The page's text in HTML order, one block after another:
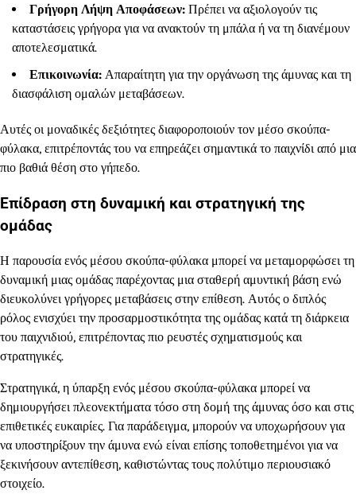
Γρήγορη Λήψη Αποφάσεων: Πρέπει να αξιολογούν τις
καταστάσεις γρήγορα για να ανακτούν τη μπάλα ή να τη διανέμουν
αποτελεσματικά.
Επικοινωνία: Απαραίτητη για την οργάνωση της άμυνας και τη
διασφάλιση ομαλών μεταβάσεων.
Αυτές οι μοναδικές δεξιότητες διαφοροποιούν τον μέσο σκούπα-
φύλακα, επιτρέποντάς του να επηρεάζει σημαντικά το παιχνίδι από μια
πιο βαθιά θέση στο γήπεδο.
Επίδραση στη δυναμική και στρατηγική της
ομάδας
Η παρουσία ενός μέσου σκούπα-φύλακα μπορεί να μεταμορφώσει τη
δυναμική μιας ομάδας παρέχοντας μια σταθερή αμυντική βάση ενώ
διευκολύνει γρήγορες μεταβάσεις στην επίθεση. Αυτός ο διπλός
ρόλος ενισχύει την προσαρμοστικότητα της ομάδας κατά τη διάρκεια
του παιχνιδιού, επιτρέποντας πιο ρευστές σχηματισμούς και
στρατηγικές.
Στρατηγικά, η ύπαρξη ενός μέσου σκούπα-φύλακα μπορεί να
δημιουργήσει πλεονεκτήματα τόσο στη δομή της άμυνας όσο και στις
επιθετικές ευκαιρίες. Για παράδειγμα, μπορούν να υποχωρήσουν για
να υποστηρίξουν την άμυνα ενώ είναι επίσης τοποθετημένοι για να
ξεκινήσουν αντεπίθεση, καθιστώντας τους πολύτιμο περιουσιακό
στοιχείο.